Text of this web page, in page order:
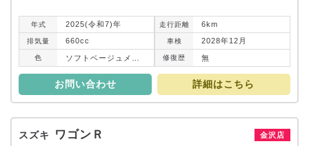
年式 2025(令和7)年 走行距離 6km
排気量 660cc 車検 2028年12月
色 修復歴 無
お問い合わせ 詳細はこちら
スズキ ワゴンＲ 金沢店